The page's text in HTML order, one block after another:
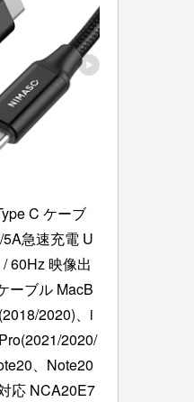
C ケーブ
急速充電 U
60Hz 映像出
ーブル MacB
2020)、i
2020/
、Note20
応 NCA20E7